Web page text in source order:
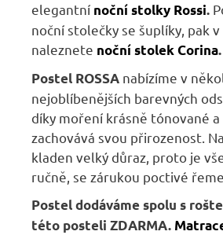
elegantní noční stolky Rossi.
noční stolečky se šuplíky, pak
naleznete noční stolek Corina.
Postel ROSSA nabízíme v
nejoblíbenějších barevných
díky moření krásně tónované
zachovává svou přirozenost.
kladen velký důraz, proto je
ručně, se zárukou poctivé
Postel dodáváme spolu s
této posteli ZDARMA.